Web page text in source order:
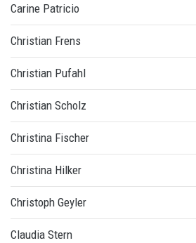
Carine Patricio
Christian Frens
Christian Pufahl
Christian Scholz
Christina Fischer
Christina Hilker
Christoph Geyler
Claudia Stern